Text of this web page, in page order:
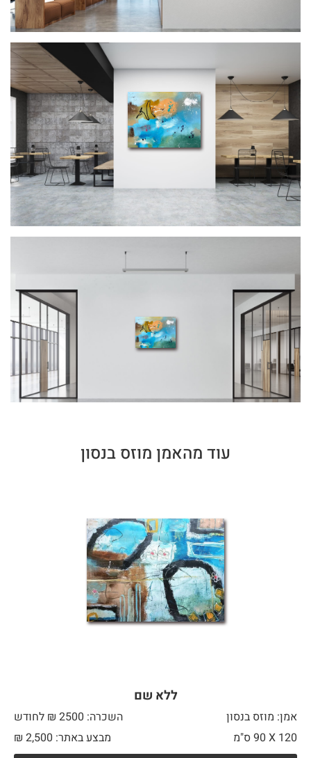
עוד מהאמן מוזס בנסון
ללא שם
אמן: מוזס בנסון
השכרה: 2500 ₪ לחודש
120 X
מבצע באתר: ₪ 2,500